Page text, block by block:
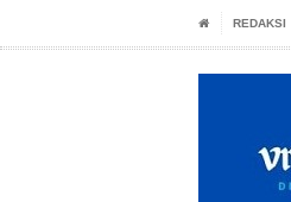
REDAKSI